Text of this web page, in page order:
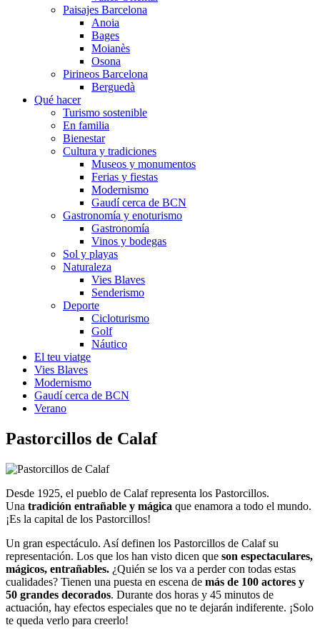
Paisajes Barcelona
Anoia
Bages
Moianès
Osona
Pirineos Barcelona
Berguedà
Qué hacer
Turismo sostenible
En familia
Bienestar
Cultura y tradiciones
Museos y monumentos
Ferias y fiestas
Modernismo
Gaudí cerca de BCN
Gastronomía y enoturismo
Gastronomía
Vinos y bodegas
Sol y playas
Naturaleza
Vies Blaves
Senderismo
Deporte
Cicloturismo
Golf
Náutico
El teu viatge
Vies Blaves
Modernismo
Gaudí cerca de BCN
Verano
Pastorcillos de Calaf
Desde 1925, el pueblo de Calaf representa los Pastorcillos.
Una tradición entrañable y mágica que enamora a todo el mundo.
¡Es la capital de los Pastorcillos!
Un gran espectáculo. Así definen los Pastorcillos de Calaf su
representación. Los que los han visto dicen que son espectaculares,
mágicos, entrañables. ¿Quién se los va a perder con todas estas
cualidades? Tienen una puesta en escena de más de 100 actores y
50 grandes decorados. Durante dos horas y 45 minutos de
actuación, hay efectos especiales que no te dejarán indiferente. ¡Solo
te queda verlo para creerlo!